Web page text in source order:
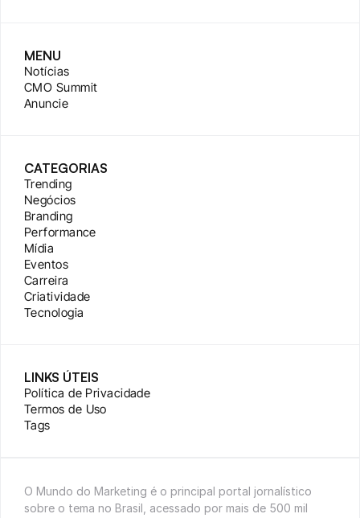
MENU
Notícias
CMO Summit
Anuncie
CATEGORIAS
Trending
Negócios
Branding
Performance
Mídia
Eventos
Carreira
Criatividade
Tecnologia
LINKS ÚTEIS
Política de Privacidade
Termos de Uso
Tags
O Mundo do Marketing é o principal portal jornalístico
sobre o tema no Brasil, acessado por mais de 500 mil